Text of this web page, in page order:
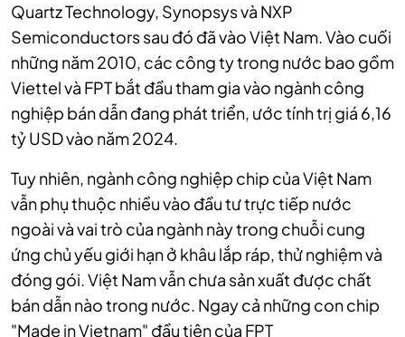
Quartz Technology, Synopsys và NXP
Semiconductors sau đó đã vào Việt Nam. Vào cuối
những năm 2010, các công ty trong nước bao gồm
Viettel và FPT bắt đầu tham gia vào ngành công
nghiệp bán dẫn đang phát triển, ước tính trị giá 6,16
tỷ USD vào năm 2024.
Tuy nhiên, ngành công nghiệp chip của Việt Nam
vẫn phụ thuộc nhiều vào đầu tư trực tiếp nước
ngoài và vai trò của ngành này trong chuỗi cung
ứng chủ yếu giới hạn ở khâu lắp ráp, thử nghiệm và
đóng gói. Việt Nam vẫn chưa sản xuất được chất
bán dẫn nào trong nước. Ngay cả những con chip
"Made in Vietnam" đầu tiên của FPT